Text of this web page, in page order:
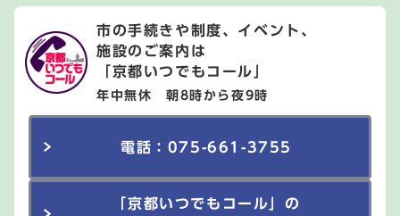
市の手続きや制度、イベント、
施設のご案内は
「京都いつでもコール」
年中無休 朝8時から夜9時
電話：075-661-3755
「京都いつでもコール」の